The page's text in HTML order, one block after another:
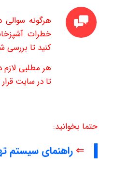
هرگونه سوالی
خطرات
کنید تا بررسی
هر مطلبی لازم
تا در سایت قرار
حتما بخوانید:
⇐ راهنمای سیستم